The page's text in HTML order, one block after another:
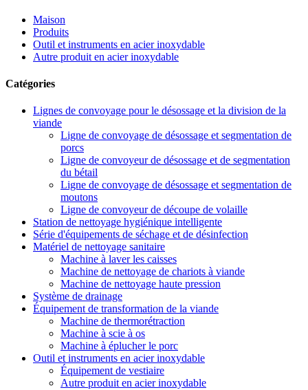
Maison
Produits
Outil et instruments en acier inoxydable
Autre produit en acier inoxydable
Catégories
Lignes de convoyage pour le désossage et la division de la
viande
Ligne de convoyage de désossage et segmentation de
porcs
Ligne de convoyeur de désossage et de segmentation
du bétail
Ligne de convoyage de désossage et segmentation de
moutons
Ligne de convoyeur de découpe de volaille
Station de nettoyage hygiénique intelligente
Série d'équipements de séchage et de désinfection
Matériel de nettoyage sanitaire
Machine à laver les caisses
Machine de nettoyage de chariots à viande
Machine de nettoyage haute pression
Système de drainage
Équipement de transformation de la viande
Machine de thermorétraction
Machine à scie à os
Machine à éplucher le porc
Outil et instruments en acier inoxydable
Équipement de vestiaire
Autre produit en acier inoxydable